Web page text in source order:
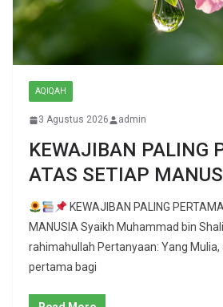
AQIQAH
3 Agustus 2026 admin
KEWAJIBAN PALING
ATAS SETIAP
KEWAJIBAN PALING
MANUSIA Syaikh Muhammad bin
rahimahullah Pertanyaan: Yang
pertama bagi